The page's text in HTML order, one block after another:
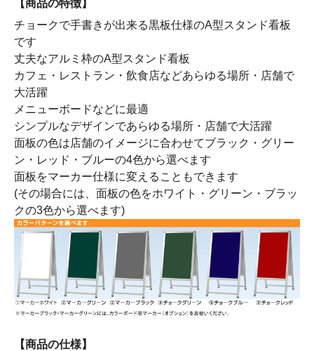
【商品の特徴】
チョークで手書きが出来る黒板仕様のA型スタンド看板
です
丈夫なアルミ枠のA型スタンド看板
カフェ・レストラン・飲食店などあらゆる場所・店舗で
大活躍
メニューボードなどに最適
シンプルなデザインであらゆる場所・店舗で大活躍
面板の色は店舗のイメージに合わせてブラック・グリー
ン・レッド・ブルーの4色から選べます
面板をマーカー仕様に変えることもできます
(その場合には、面板の色をホワイト・グリーン・ブラッ
クの3色から選べます)
【商品の仕様】